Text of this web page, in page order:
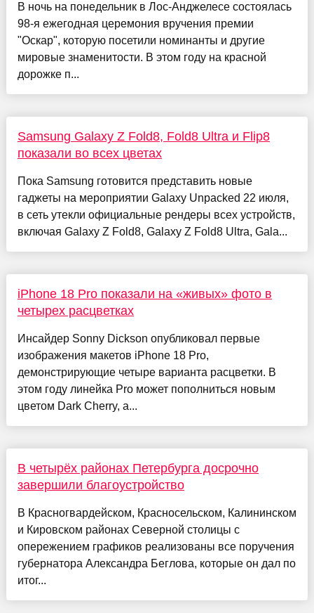
В ночь на понедельник в Лос-Анджелесе состоялась
98-я ежегодная церемония вручения премии
"Оскар", которую посетили номинанты и другие
мировые знаменитости. В этом году на красной
дорожке п...
Samsung Galaxy Z Fold8, Fold8 Ultra и Flip8
показали во всех цветах
Пока Samsung готовится представить новые
гаджеты на мероприятии Galaxy Unpacked 22 июля,
в сеть утекли официальные рендеры всех устройств,
включая Galaxy Z Fold8, Galaxy Z Fold8 Ultra, Gala...
iPhone 18 Pro показали на «живых» фото в
четырех расцветках
Инсайдер Sonny Dickson опубликовал первые
изображения макетов iPhone 18 Pro,
демонстрирующие четыре варианта расцветки. В
этом году линейка Pro может пополниться новым
цветом Dark Cherry, а...
В четырёх районах Петербурга досрочно
завершили благоустройство
В Красногвардейском, Красносельском, Калининском
и Кировском районах Северной столицы с
опережением графиков реализованы все поручения
губернатора Александра Беглова, которые он дал по
итог...